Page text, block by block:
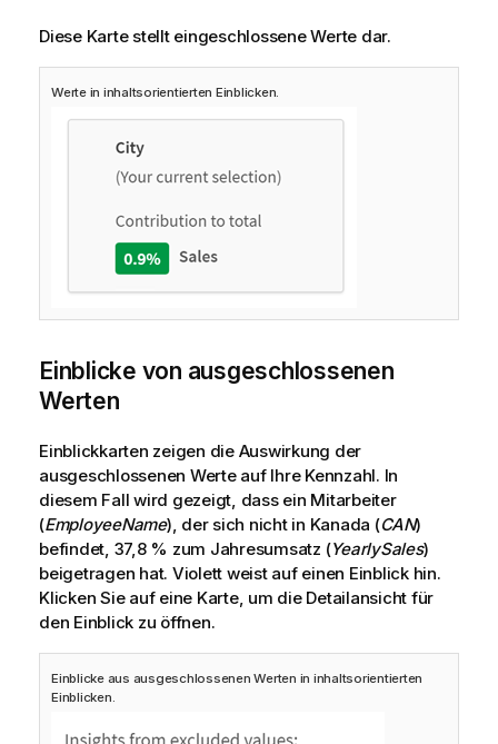
Diese Karte stellt eingeschlossene Werte dar.
Werte in inhaltsorientierten Einblicken.
Einblicke von ausgeschlossenen
Werten
Einblickkarten zeigen die Auswirkung der
ausgeschlossenen Werte auf Ihre Kennzahl. In
diesem Fall wird gezeigt, dass ein Mitarbeiter
(EmployeeName), der sich nicht in Kanada (CAN)
befindet, 37,8 % zum Jahresumsatz (YearlySales)
beigetragen hat. Violett weist auf einen Einblick hin.
Klicken Sie auf eine Karte, um die Detailansicht für
den Einblick zu öffnen.
Einblicke aus ausgeschlossenen Werten in inhaltsorientierten
Einblicken.